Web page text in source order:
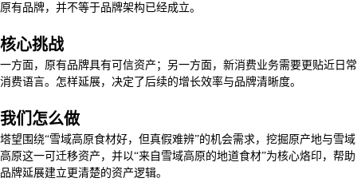
原有品牌，并不等于品牌架构已经成立。
核心挑战
一方面，原有品牌具有可信资产；另一方面，新消费业务需要更贴近日常
消费语言。怎样延展，决定了后续的增长效率与品牌清晰度。
我们怎么做
塔望围绕“雪域高原食材好，但真假难辨”的机会需求，挖掘原产地与雪域
高原这一可迁移资产，并以“来自雪域高原的地道食材”为核心烙印，帮助
品牌延展建立更清楚的资产逻辑。